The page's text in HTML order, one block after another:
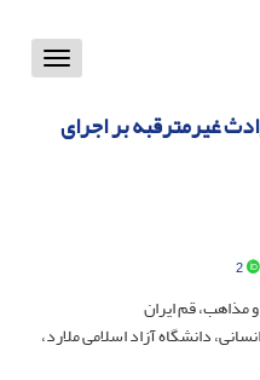
Toggle
غیرمترقبه بر اجرای
2
مذاهب، قم ایران
دانشگاه آزاد اسلامی ملارد،